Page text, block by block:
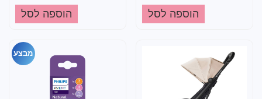
הוספה לסל הוספה לסל
מבצע